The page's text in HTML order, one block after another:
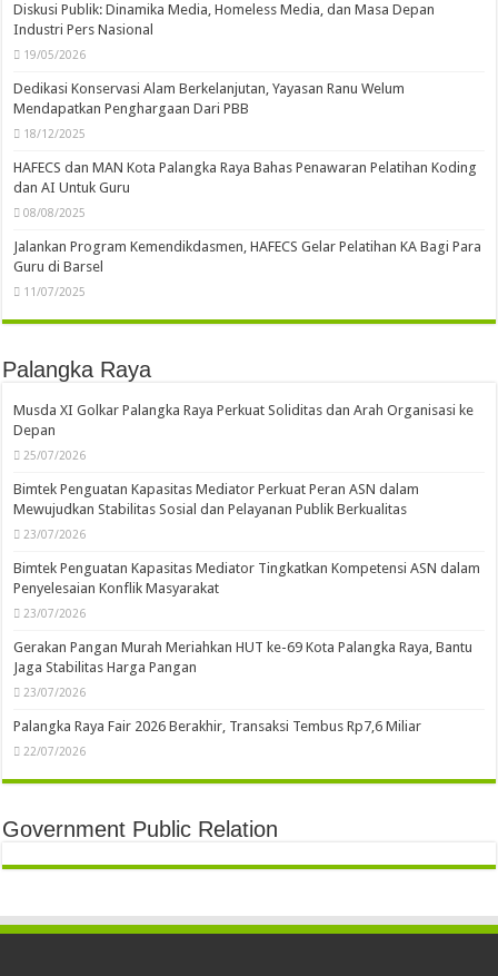
Diskusi Publik: Dinamika Media, Homeless Media, dan Masa Depan
Industri Pers Nasional
19/05/2026
Dedikasi Konservasi Alam Berkelanjutan, Yayasan Ranu Welum
Mendapatkan Penghargaan Dari PBB
18/12/2025
HAFECS dan MAN Kota Palangka Raya Bahas Penawaran Pelatihan Koding
dan AI Untuk Guru
08/08/2025
Jalankan Program Kemendikdasmen, HAFECS Gelar Pelatihan KA Bagi Para
Guru di Barsel
11/07/2025
Palangka Raya
Musda XI Golkar Palangka Raya Perkuat Soliditas dan Arah Organisasi ke
Depan
25/07/2026
Bimtek Penguatan Kapasitas Mediator Perkuat Peran ASN dalam
Mewujudkan Stabilitas Sosial dan Pelayanan Publik Berkualitas
23/07/2026
Bimtek Penguatan Kapasitas Mediator Tingkatkan Kompetensi ASN dalam
Penyelesaian Konflik Masyarakat
23/07/2026
Gerakan Pangan Murah Meriahkan HUT ke-69 Kota Palangka Raya, Bantu
Jaga Stabilitas Harga Pangan
23/07/2026
Palangka Raya Fair 2026 Berakhir, Transaksi Tembus Rp7,6 Miliar
22/07/2026
Government Public Relation